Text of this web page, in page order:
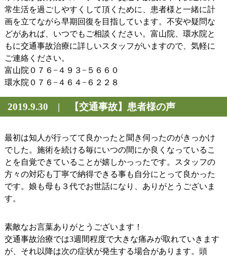
常生活を過ごしやすくして頂くために、患者様と一緒に計
画を立てながら早期回復を目指しています。不安や疑問な
どがあれば、いつでもご相談ください。富山院、環水院と
もに交通事故治療に詳しいスタッフがいますので、気軽に
ご連絡ください。
富山院０７６−４９３−５６６０
環水院０７６−４６４−６２２８
2019.9.30 | 【交通事故】患者様の声
最初は知人が行ってて良かったと聞き伺ったのがきっかけ
でした。施術を続ける毎にいつの間にか良くなっているこ
とを自覚できていることが嬉しかっったです。スタッフの
方々の対応も丁寧で納得できる事も自分にとって良かった
です。娘も母も３代でお世話になり、ありがとうございま
す。
素敵なお言葉ありがとうございます！
交通事故治療では3週間程度で大きな痛みが取れていきます
が、それ以降は次の症状が発生する場合があります。頭